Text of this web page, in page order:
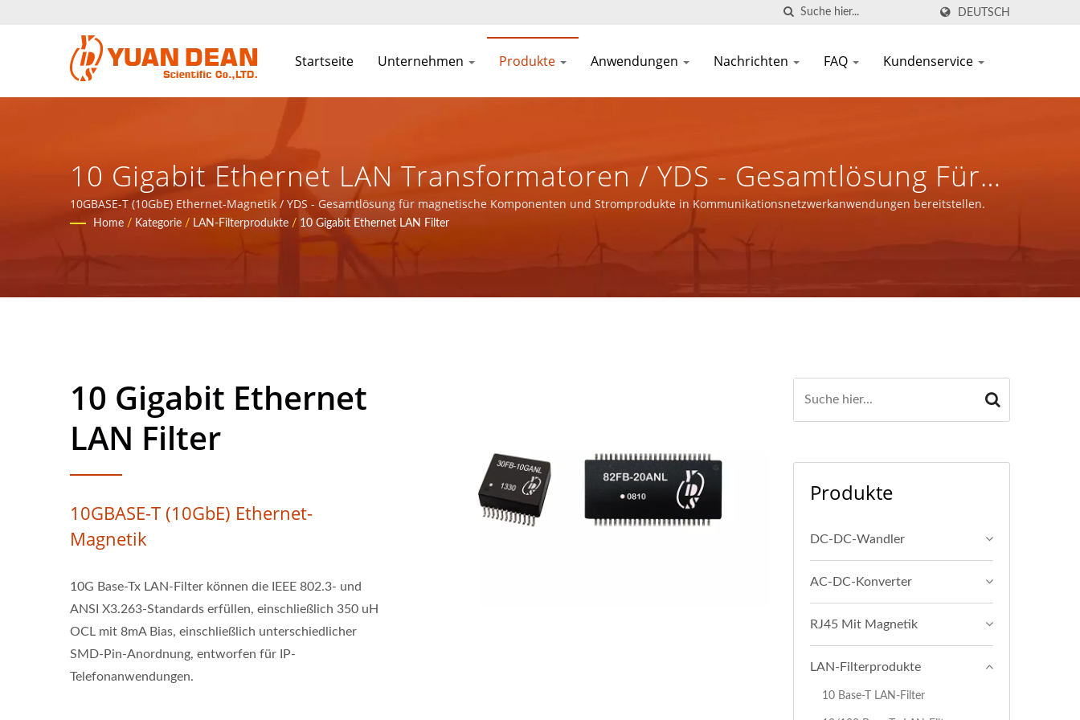
DEUTSCH
Startseite Unternehmen Produkte Anwendungen Nachrichten FAQ Kundenservice
10 Gigabit Ethernet LAN Transformatoren / YDS - Gesamtlösung Für
Magnetische Komponenten Und Stromprodukte In
Kommunikationsnetzwerkanwendungen Bereitstellen.
10GBASE-T (10GbE) Ethernet-Magnetik / YDS - Gesamtlösung für magnetische Komponenten und Stromprodukte in Kommunikationsnetzwerkanwendungen bereitstellen.
Home / Kategorie / LAN-Filterprodukte / 10 Gigabit Ethernet LAN Filter
10 Gigabit Ethernet
LAN Filter
10GBASE-T (10GbE) Ethernet-
Magnetik
10G Base-Tx LAN-Filter können die IEEE 802.3- und
ANSI X3.263-Standards erfüllen, einschließlich 350 uH
OCL mit 8mA Bias, einschließlich unterschiedlicher
SMD-Pin-Anordnung, entworfen für IP-
Telefonanwendungen.
Produkte
DC-DC-Wandler
AC-DC-Konverter
RJ45 Mit Magnetik
LAN-Filterprodukte
10 Base-T LAN-Filter